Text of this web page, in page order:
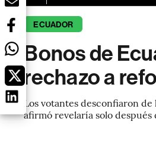
ECUADOR
Bonos de
rechazo a
Los votantes desconfiaron
afirmó revelaría solo después